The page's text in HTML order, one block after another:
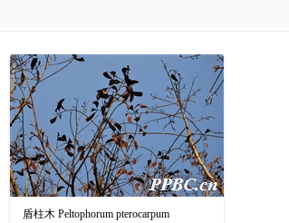
盾柱木 Peltophorum pterocarpum